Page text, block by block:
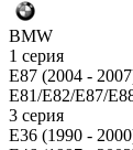
BMW
1 серия
E87 (2004 -
E81/E82/E87/
3 серия
E36 (1990 -